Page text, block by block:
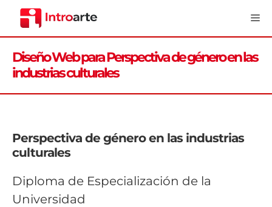
Saltar
contenido
Diseño Web para Perspectiva de género en las
industrias culturales
Perspectiva de género en las industrias
culturales
Diploma de Especialización de la
Universidad